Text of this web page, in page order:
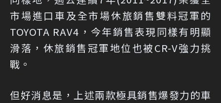
市場進口車及全市場休旅銷售雙料冠軍的
TOYOTA RAV4，今年銷售表現同樣有明顯
滑落，休旅銷售冠軍地位也被CR-V強力挑
戰。
但好消息是，上述兩款極具銷售爆發力的車